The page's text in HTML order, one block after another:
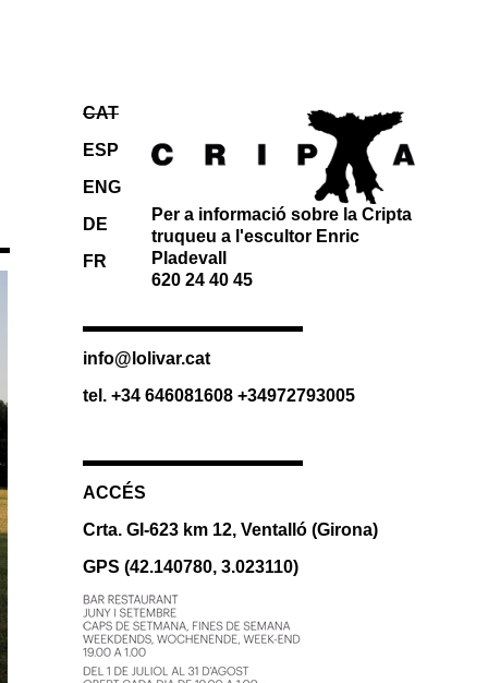
CAT
ESP
ENG
DE
FR
info@lolivar.cat
tel. +34 646081608 +34972793005
ACCÉS
Crta. GI-623 km 12, Ventalló (Girona)
GPS (42.140780, 3.023110)
Per a informació sobre la Cripta
truqueu a l'escultor Enric
Pladevall
620 24 40 45